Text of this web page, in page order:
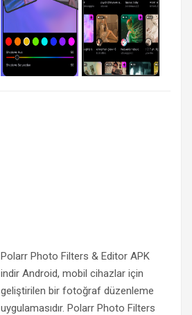
Polarr Photo Filters & Editor APK
indir Android, mobil cihazlar için
geliştirilen bir fotoğraf düzenleme
uygulamasıdır. Polarr Photo Filters